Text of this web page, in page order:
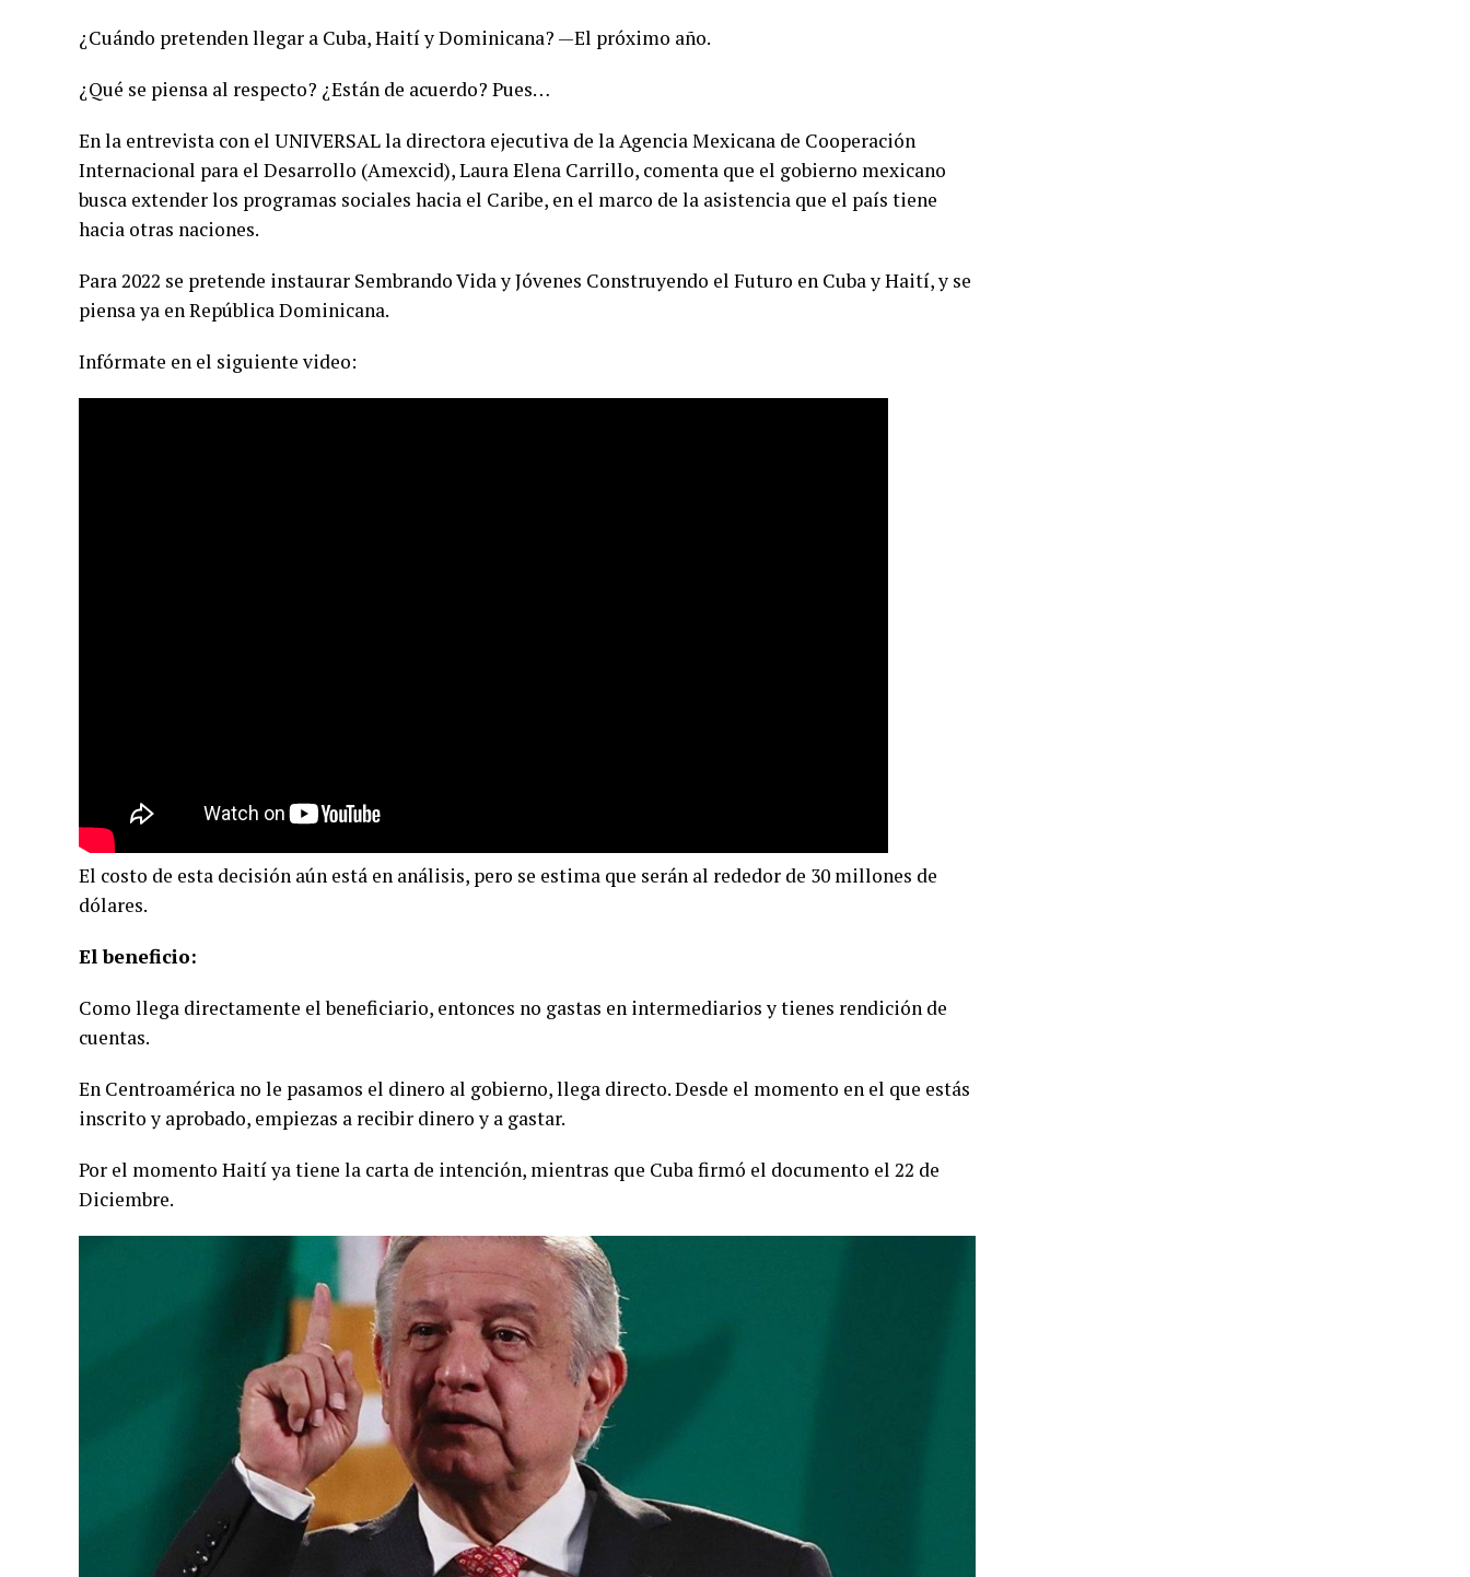
¿Cuándo pretenden llegar a Cuba, Haití y Dominicana? —El próximo año.
¿Qué se piensa al respecto? ¿Están de acuerdo? Pues…
En la entrevista con el UNIVERSAL la directora ejecutiva de la Agencia Mexicana de Cooperación
Internacional para el Desarrollo (Amexcid), Laura Elena Carrillo, comenta que el gobierno mexicano
busca extender los programas sociales hacia el Caribe, en el marco de la asistencia que el país tiene
hacia otras naciones.
Para 2022 se pretende instaurar Sembrando Vida y Jóvenes Construyendo el Futuro en Cuba y Haití, y se
piensa ya en República Dominicana.
Infórmate en el siguiente video:
El costo de esta decisión aún está en análisis, pero se estima que serán al rededor de 30 millones de
dólares.
El beneficio:
Como llega directamente el beneficiario, entonces no gastas en intermediarios y tienes rendición de
cuentas.
En Centroamérica no le pasamos el dinero al gobierno, llega directo. Desde el momento en el que estás
inscrito y aprobado, empiezas a recibir dinero y a gastar.
Por el momento Haití ya tiene la carta de intención, mientras que Cuba firmó el documento el 22 de
Diciembre.